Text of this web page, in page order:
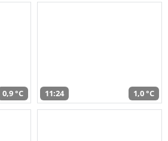
0,9 °C 11:24 1,0 °C